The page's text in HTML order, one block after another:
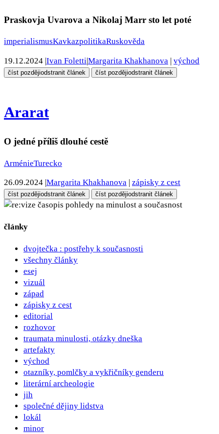
Praskovja Uvarova a Nikolaj Marr sto let poté
imperialismusKavkazpolitikaRuskověda
19.12.2024 |Ivan Foletti|Margarita Khakhanova | východ
číst pozdějiodstranit článek číst pozdějiodstranit článek
Ararat
O jedné příliš dlouhé cestě
ArménieTurecko
26.09.2024 |Margarita Khakhanova | zápisky z cest
číst pozdějiodstranit článek číst pozdějiodstranit článek
pohledy na minulost a současnost
články
dvojtečka : postřehy k současnosti
všechny články
esej
vizuál
západ
zápisky z cest
editorial
rozhovor
traumata minulosti, otázky dneška
artefakty
východ
otazníky, pomlčky a vykřičníky genderu
literární archeologie
jih
společné dějiny lidstva
lokál
minor